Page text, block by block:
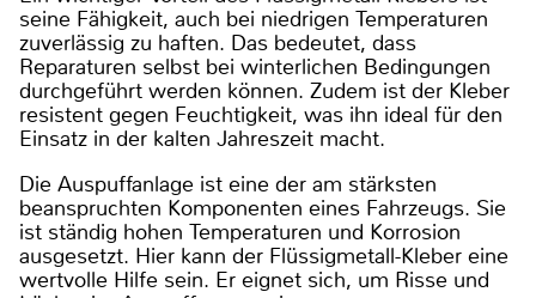
seine Fähigkeit, auch bei niedrigen Temperaturen
zuverlässig zu haften. Das bedeutet, dass
Reparaturen selbst bei winterlichen Bedingungen
durchgeführt werden können. Zudem ist der Kleber
resistent gegen Feuchtigkeit, was ihn ideal für den
Einsatz in der kalten Jahreszeit macht.
Die Auspuffanlage ist eine der am stärksten
beanspruchten Komponenten eines Fahrzeugs. Sie
ist ständig hohen Temperaturen und Korrosion
ausgesetzt. Hier kann der Flüssigmetall-Kleber eine
wertvolle Hilfe sein. Er eignet sich, um Risse und